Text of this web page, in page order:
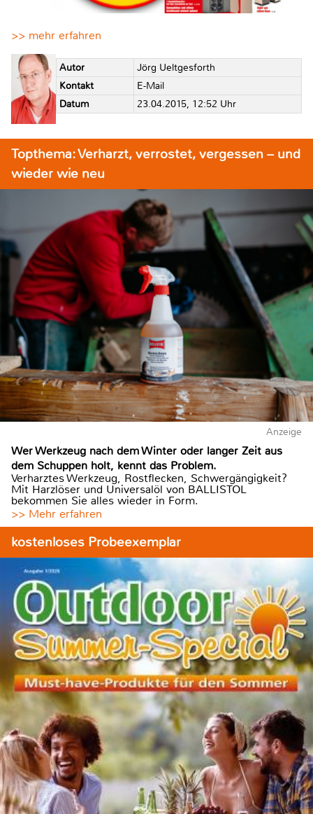
>> mehr erfahren
Autor
Jörg Ueltgesforth
Kontakt
E-Mail
Datum
23.04.2015, 12:52 Uhr
Topthema: Verharzt, verrostet, vergessen – und
wieder wie neu
Anzeige
Wer Werkzeug nach dem Winter oder langer Zeit aus
dem Schuppen holt, kennt das Problem.
Verharztes Werkzeug, Rostflecken, Schwergängigkeit?
Mit Harzlöser und Universalöl von BALLISTOL
bekommen Sie alles wieder in Form.
>> Mehr erfahren
kostenloses Probeexemplar